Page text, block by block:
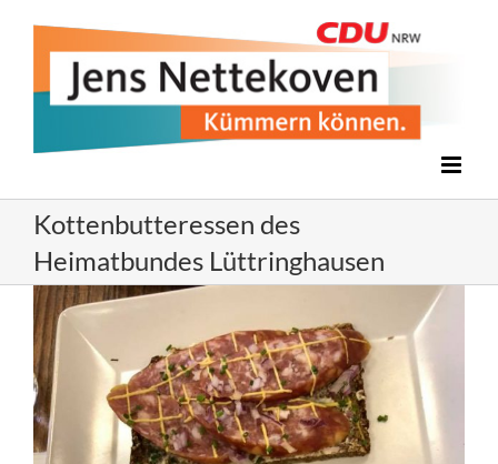
Kottenbutteressen des
Heimatbundes Lüttringhausen
Zeige
grösseres
Bild